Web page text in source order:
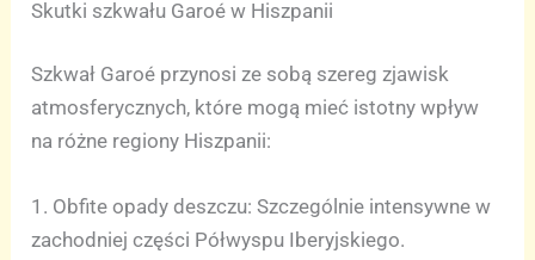
Skutki szkwału Garoé w Hiszpanii
Szkwał Garoé przynosi ze sobą szereg zjawisk
atmosferycznych, które mogą mieć istotny wpływ
na różne regiony Hiszpanii:
1. Obfite opady deszczu: Szczególnie intensywne w
zachodniej części Półwyspu Iberyjskiego.